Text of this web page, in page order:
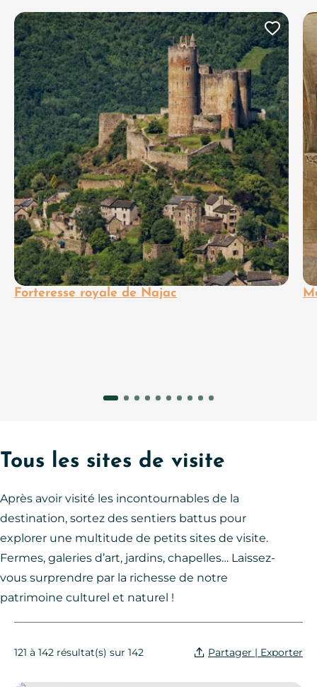
Forteresse royale de Najac
Tous les sites de visite
Après avoir visité les incontournables de la
destination, sortez des sentiers battus pour
explorer une multitude de petits sites de visite.
Fermes, galeries d’art, jardins, chapelles… Laissez-
vous surprendre par la richesse de notre
patrimoine culturel et naturel !
121 à 142 résultat(s) sur 142 Partager | Exporter